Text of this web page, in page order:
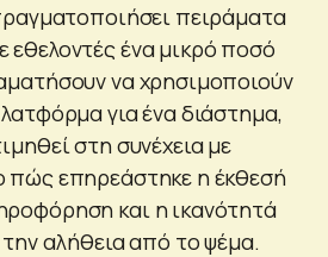
πειράματα
ένα μικρό ποσό
να χρησιμοποιούν
για ένα διάστημα,
στη συνέχεια με
πώς επηρεάστηκε η έκθεσή
και η ικανότητά
την αλήθεια από το ψέμα.